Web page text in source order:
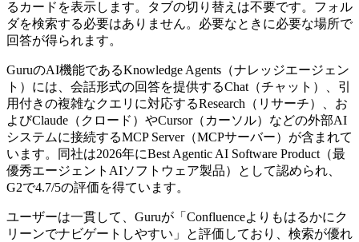
るカードを表示します。タブの切り替えは不要です。フォル
ダを検索する必要はありません。必要なときに必要な場所で
回答が得られます。
GuruのAI機能であるKnowledge Agents（ナレッジエージェン
ト）には、会話形式の回答を提供するChat（チャット）、引
用付きの複雑なクエリに対応するResearch（リサーチ）、お
よびClaude（クロード）やCursor（カーソル）などの外部AI
システムに接続するMCP Server（MCPサーバー）が含まれて
います。同社は2026年にBest Agentic AI Software Product（最
優秀エージェントAIソフトウェア製品）として認められ、
G2で4.7/5の評価を得ています。
ユーザーは一貫して、Guruが「Confluenceよりもはるかにク
リーンでナビゲートしやすい」と評価しており、検索が優れ